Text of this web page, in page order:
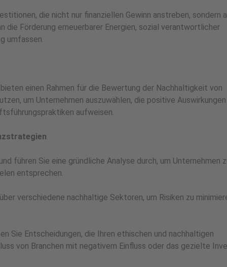
die nicht nur finanziellen Gewinn anstreben, sondern
die Förderung erneuerbarer Energien, sozial verantwortlicher
umfassen.
einen Rahmen für die Bewertung der Nachhaltigkeit von
um Unternehmen auszuwählen, die positive
aufweisen.
führen Sie eine gründliche Analyse durch, um Unternehmen
entsprechen.
verschiedene nachhaltige Sektoren, um Risiken zu
Sie Entscheidungen, die Ihren ethischen und nachhaltigen
von Branchen mit negativem Einfluss oder das gezielte